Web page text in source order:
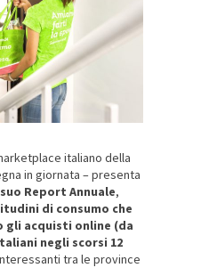
italiano della
in giornata – presenta
Report Annuale,
di consumo che
gli acquisti online (da
negli scorsi 12
tra le province